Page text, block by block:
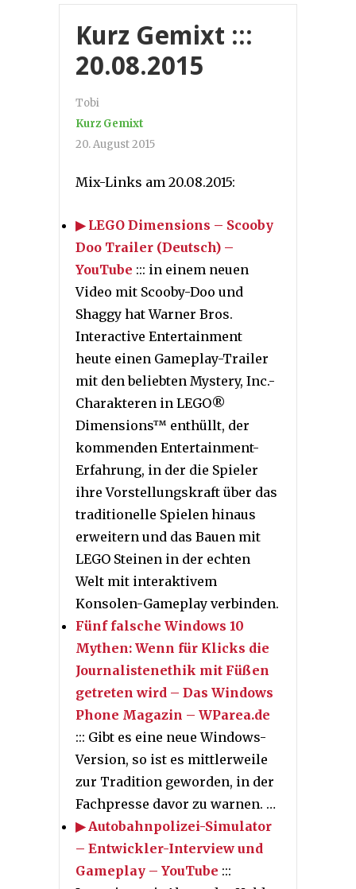
Kurz Gemixt :::
20.08.2015
Tobi
Kurz Gemixt
20. August 2015
Mix-Links am 20.08.2015:
▶ LEGO Dimensions – Scooby
Doo Trailer (Deutsch) –
YouTube ::: in einem neuen
Video mit Scooby-Doo und
Shaggy hat Warner Bros.
Interactive Entertainment
heute einen Gameplay-Trailer
mit den beliebten Mystery, Inc.-
Charakteren in LEGO®
Dimensions™ enthüllt, der
kommenden Entertainment-
Erfahrung, in der die Spieler
ihre Vorstellungskraft über das
traditionelle Spielen hinaus
erweitern und das Bauen mit
LEGO Steinen in der echten
Welt mit interaktivem
Konsolen-Gameplay verbinden.
Fünf falsche Windows 10
Mythen: Wenn für Klicks die
Journalistenethik mit Füßen
getreten wird – Das Windows
Phone Magazin – WParea.de
::: Gibt es eine neue Windows-
Version, so ist es mittlerweile
zur Tradition geworden, in der
Fachpresse davor zu warnen. …
▶ Autobahnpolizei-Simulator
– Entwickler-Interview und
Gameplay – YouTube :::